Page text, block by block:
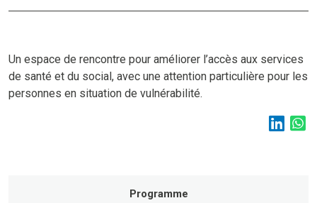
Un espace de rencontre pour améliorer l’accès aux services
de santé et du social, avec une attention particulière pour les
personnes en situation de vulnérabilité.
Programme